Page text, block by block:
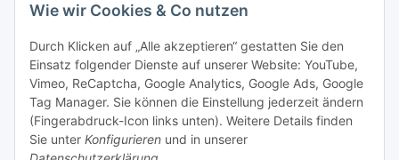
Wie wir Cookies & Co nutzen
Durch Klicken auf „Alle akzeptieren“ gestatten Sie den
Einsatz folgender Dienste auf unserer Website: YouTube,
Vimeo, ReCaptcha, Google Analytics, Google Ads, Google
Tag Manager. Sie können die Einstellung jederzeit ändern
(Fingerabdruck-Icon links unten). Weitere Details finden
Sie unter Konfigurieren und in unserer